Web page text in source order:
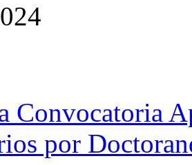
Convocatoria
por